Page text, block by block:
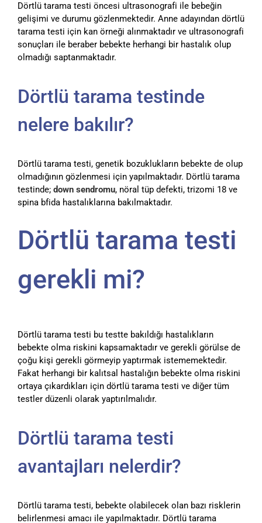
Dörtlü tarama testi öncesi ultrasonografi ile bebeğin
gelişimi ve durumu gözlenmektedir. Anne adayından dörtlü
tarama testi için kan örneği alınmaktadır ve ultrasonografi
sonuçları ile beraber bebekte herhangi bir hastalık olup
olmadığı saptanmaktadır.
Dörtlü tarama testinde
nelere bakılır?
Dörtlü tarama testi, genetik bozuklukların bebekte de olup
olmadığının gözlenmesi için yapılmaktadır. Dörtlü tarama
testinde; down sendromu, nöral tüp defekti, trizomi 18 ve
spina bfida hastalıklarına bakılmaktadır.
Dörtlü tarama testi
gerekli mi?
Dörtlü tarama testi bu testte bakıldığı hastalıkların
bebekte olma riskini kapsamaktadır ve gerekli görülse de
çoğu kişi gerekli görmeyip yaptırmak istememektedir.
Fakat herhangi bir kalıtsal hastalığın bebekte olma riskini
ortaya çıkardıkları için dörtlü tarama testi ve diğer tüm
testler düzenli olarak yaptırılmalıdır.
Dörtlü tarama testi
avantajları nelerdir?
Dörtlü tarama testi, bebekte olabilecek olan bazı risklerin
belirlenmesi amacı ile yapılmaktadır. Dörtlü tarama